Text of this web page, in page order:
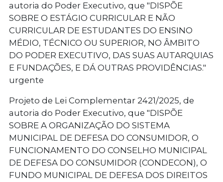
autoria do Poder Executivo, que "DISPÕE
SOBRE O ESTÁGIO CURRICULAR E NÃO
CURRICULAR DE ESTUDANTES DO ENSINO
MÉDIO, TÉCNICO OU SUPERIOR, NO ÂMBITO
DO PODER EXECUTIVO, DAS SUAS AUTARQUIAS
E FUNDAÇÕES, E DÁ OUTRAS PROVIDÊNCIAS."
urgente
Projeto de Lei Complementar 2421/2025, de
autoria do Poder Executivo, que "DISPÕE
SOBRE A ORGANIZAÇÃO DO SISTEMA
MUNICIPAL DE DEFESA DO CONSUMIDOR, O
FUNCIONAMENTO DO CONSELHO MUNICIPAL
DE DEFESA DO CONSUMIDOR (CONDECON), O
FUNDO MUNICIPAL DE DEFESA DOS DIREITOS